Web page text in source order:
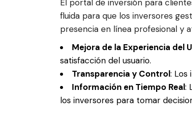
El portal de inversión para
fluida para que los inversores
presencia en línea profesional y
Mejora de la Experiencia del
satisfacción del usuario.
Transparencia y Control: Los
Información en Tiempo Real:
los inversores para tomar